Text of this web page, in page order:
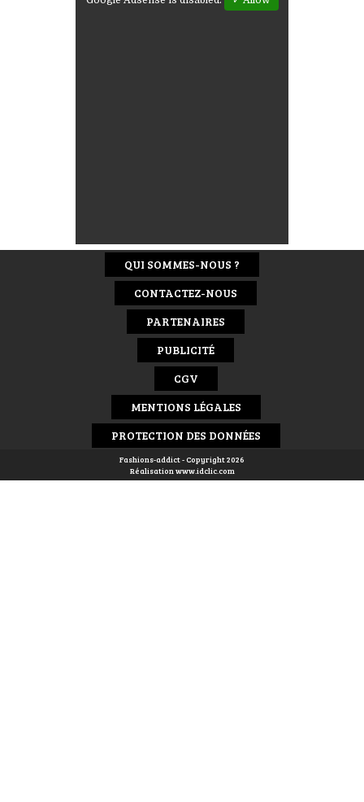
QUI SOMMES-NOUS ?
CONTACTEZ-NOUS
PARTENAIRES
PUBLICITÉ
CGV
MENTIONS LÉGALES
PROTECTION DES DONNÉES
Fashions-addict - Copyright 2026
Réalisation www.idclic.com